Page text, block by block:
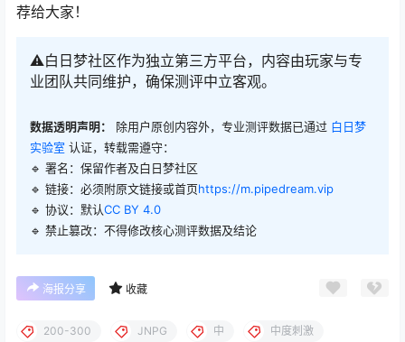
荐给大家！
⚠️白日梦社区作为独立第三方平台，内容由玩家与专
业团队共同维护，确保测评中立客观。
数据透明声明： 除用户原创内容外，专业测评数据已通过 白日梦
实验室 认证，转载需遵守：
🔹 署名：保留作者及白日梦社区
🔹 链接：必须附原文链接或首页https://m.pipedream.vip
🔹 协议：默认CC BY 4.0
🔹 禁止篡改：不得修改核心测评数据及结论
海报分享 收藏
200-300 JNPG 中 中度刺激